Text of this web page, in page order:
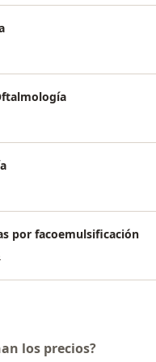
para responder a tus
mi página web.
por facoemulsificación
los precios?